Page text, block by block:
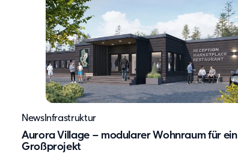
Aurora Village – modularer Wohnraum für ein
Großprojekt
NewsInfrastruktur